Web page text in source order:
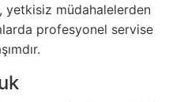
yetkisiz müdahalelerden
profesyonel servise